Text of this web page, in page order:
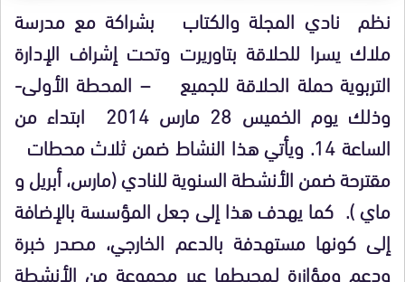
نظم نادي المجلة والكتاب بشراكة مع مدرسة
ملاك يسرا للحلاقة بتاوريرت وتحت إشراف الإدارة
التربوية حملة الحلاقة للجميع – المحطة الأولى-
وذلك يوم الخميس 28 مارس 2014 ابتداء من
الساعة 14. ويأتي هذا النشاط ضمن ثلاث محطات
مقترحة ضمن الأنشطة السنوية للنادي (مارس، أبريل و
ماي ). كما يهدف هذا إلى جعل المؤسسة بالإضافة
إلى كونها مستهدفة بالدعم الخارجي، مصدر خبرة
ودعم ومؤازرة لـمحيطها عبر مجموعة من الأنشطة